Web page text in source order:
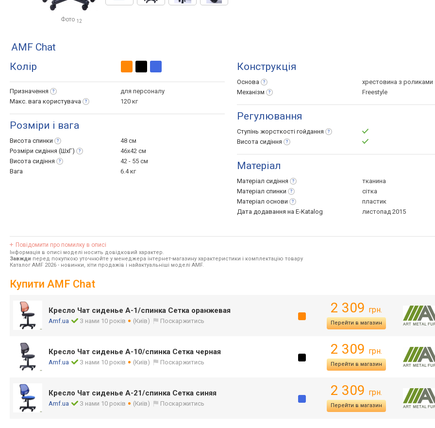
Фото 12
AMF Chat
Колір
Призначення
для персоналу
Макс. вага користувача 120 кг
Розміри і вага
Висота спинки
48 см
Розміри сидіння (ШхГ)
46x42 см
Висота сидіння
42 - 55 см
Вага
6.4 кг
Конструкція
Основа
хрестовина з роликами
Механізм
Freestyle
Регулювання
Ступінь жорсткості гойдання
Висота сидіння
Матеріал
Матеріал сидіння
тканина
Матеріал спинки
сітка
Матеріал основи
пластик
Дата додавання на E-Katalog
листопад 2015
Повідомити про помилку в описі
Інформація в описі моделі носить довідковий характер.
Завжди перед покупкою уточнюйте у менеджера інтернет-магазину характеристики і комплектацію товару
Каталог AMF 2026 - новинки, хіти продажів і найактуальніші моделі AMF.
Купити AMF Chat
Кресло Чат сиденье А-1/спинка Сетка оранжевая
Amf.ua З нами 10 років (Київ) Поскаржитись
2 309 грн.
Перейти в магазин
Кресло Чат сиденье А-10/спинка Сетка черная
Amf.ua З нами 10 років (Київ) Поскаржитись
2 309 грн.
Перейти в магазин
Кресло Чат сиденье А-21/спинка Сетка синяя
Amf.ua З нами 10 років (Київ) Поскаржитись
2 309 грн.
Перейти в магазин